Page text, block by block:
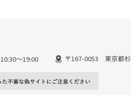
10:30～19:00 〒167-0053 東京都